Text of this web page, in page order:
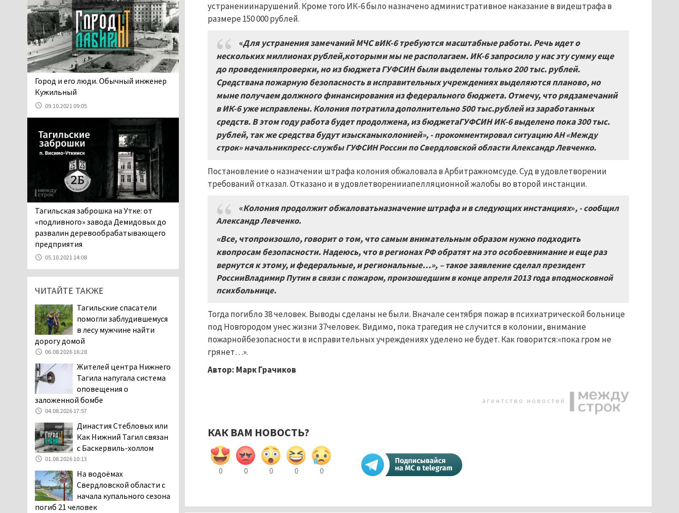
устранениинарушений. Кроме того ИК-6 было назначено административное наказание в видештрафа в
размере 150 000 рублей.
«Для устранения замечаний МЧС вИК-6 требуются масштабные работы. Речь идет о
нескольких миллионах рублей,которыми мы не располагаем. ИК-6 запросило у нас эту сумму еще
до проведенияпроверки, но из бюджета ГУФСИН были выделены только 200 тыс. рублей.
Средствана пожарную безопасность в исправительных учреждениях выделяются планово, но
мыне получаем должного финансирования из федерального бюджета. Отмечу, что рядзамечаний
в ИК-6 уже исправлены. Колония потратила дополнительно 500 тыс.рублей из заработанных
средств. В этом году работа будет продолжена, из бюджетаГУФСИН ИК-6 выделено пока 300 тыс.
рублей, так же средства будут изысканыколонией», -прокомментировал ситуацию АН «Между
строк» начальникпресс-службы ГУФСИН России по Свердловской области Александр Левченко.
Постановление о назначении штрафа колония обжаловала в Арбитражномсуде. Суд в удовлетворении
требований отказал. Отказано и в удовлетворенииапелляционной жалобы во второй инстанции.
«Колония продолжит обжаловатьназначение штрафа и в следующих инстанциях», - сообщил
Александр Левченко.
«Все, чтопроизошло, говорит о том, что самым внимательным образом нужно подходить
квопросам безопасности. Надеюсь, что в регионах РФ обратят на это особоевнимание и еще раз
вернутся к этому, и федеральные, и региональные…», – такое заявление сделал президент
РоссииВладимир Путин в связи с пожаром, произошедшим в конце апреля 2013 года вподмосковной
психбольнице.
Тогда погибло 38 человек. Выводы сделаны не были. Вначале сентября пожар в психиатрической больнице
под Новгородом унес жизни 37человек. Видимо, пока трагедия не случится в колонии, внимание
пожарнойбезопасности в исправительных учреждениях уделено не будет. Как говорится:«пока гром не
грянет…».
Автор: Марк Грачиков
КАК ВАМ НОВОСТЬ?
0 0 0 0 0
Правительство РФ
разрешило производство
и продажу бензина класса
«Евро-2», в котором содержание
серы в 10 раз выше, чем в топливе
«Евро-5». Это опасно для здоровья и
повышает износ автомобиля
06.08.2026 13:53
В Детской городской
Тагила опровергли
обвинения родителей, которые
заявили, что их дочь в палате
покусала бельевая вошь
06.08.2026 13:02
В Нижнем Тагиле на три
дня запретят
электросамокаты
«Я уверен, это бельевая
вошь». Родители 10-
летней девочки
паразитов, которые искусали их
ребёнка в детской больнице
05.08.2026 17:59
Директора уральского
предприятия по
производству дронов
«Упырь» подорвали в автомобиле
под Екатеринбургом
05.08.2026 17:05
Эксперты назвали
причины массового мора
рыбы в Свердловской
области
05.08.2026 16:31
Осуждённый за убийство
тагильского хоккеиста
Александра Чумарина
Самат Хазипов в очередной раз
попал на скамью подсудимых
05.08.2026 15:28
​​​​​​​Город и его люди. Обычный инженер
Кужильный
09.10.2021 09:05
Тагильская заброшка на Утке: от
«подливного» завода Демидовых до
развалин деревообрабатывающего
предприятия
05.10.2021 14:08
ЧИТАЙТЕ ТАКЖЕ
Тагильские спасатели
помогли заблудившемуся
в лесу мужчине найти
дорогу домой
06.08.2026 16:28
Жителей центра Нижнего
Тагила напугала система
оповещения о
заложенной бомбе
04.08.2026 17:57
Династия Стебловых или
Как Нижний Тагил связан
с Баскервиль-холлом
01.08.2026 10:13
На водоёмах
Свердловской области с
начала купального сезона
погиб 21 человек